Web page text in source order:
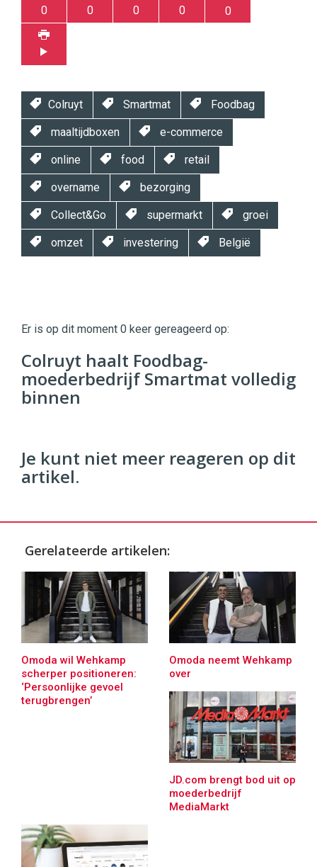
0 0 0 0 0
Colruyt Smartmat Foodbag
maaltijdboxen e-commerce
online food retail
overname bezorging
Collect&Go supermarkt groei
omzet investering België
|
Digital
Commercehttps://twinklemagazine.nl
96 54
Er is op dit moment 0 keer gereageerd op:
Colruyt haalt Foodbag-
moederbedrijf Smartmat volledig
binnen
Je kunt niet meer reageren op dit
artikel.
Gerelateerde artikelen:
Omoda wil Wehkamp
scherper positioneren:
‘Persoonlijke gevoel
terugbrengen’
Omoda neemt Wehkamp
over
JD.com brengt bod uit op
moederbedrijf
MediaMarkt